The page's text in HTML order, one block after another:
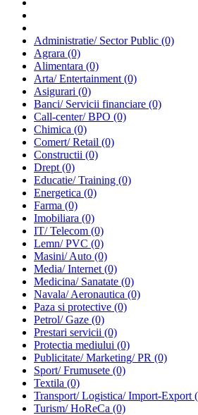
Administratie/ Sector Public (0)
Agrara (0)
Alimentara (0)
Arta/ Entertainment (0)
Asigurari (0)
Banci/ Servicii financiare (0)
Call-center/ BPO (0)
Chimica (0)
Comert/ Retail (0)
Constructii (0)
Drept (0)
Educatie/ Training (0)
Energetica (0)
Farma (0)
Imobiliara (0)
IT/ Telecom (0)
Lemn/ PVC (0)
Masini/ Auto (0)
Media/ Internet (0)
Medicina/ Sanatate (0)
Navala/ Aeronautica (0)
Paza si protective (0)
Petrol/ Gaze (0)
Prestari servicii (0)
Protectia mediului (0)
Publicitate/ Marketing/ PR (0)
Sport/ Frumusete (0)
Textila (0)
Transport/ Logistica/ Import-Export
Turism/ HoReCa (0)